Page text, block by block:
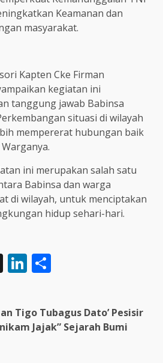
Keamanan dan
masyarakat.
Kapten Cke Firman
kegiatan ini
tanggung jawab Babinsa
situasi di wilayah
mempererat hubungan baik
ini merupakan salah satu
Babinsa dan warga
di wilayah, untuk menciptakan
hidup sehari-hari.
X LinkedIn
Tigo Tubagus Dato’ Pesisir
Jajak” Sejarah Bumi